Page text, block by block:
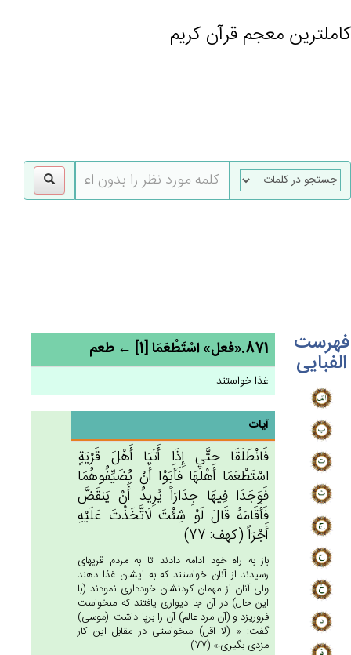
کاملترین معجم قرآن کریم
فهرست
الفبایی 871.«فعل» اسْتَطْعَمَا [1] ← طعم
غذا خواستند
آیات
فَانْطَلَقَا حتَّي‌ إِذَا أَتَيَا أَهْل‌َ قَرْيَة‌ٍ
اسْتَطْعَمَا أَهْلَهَا فَأَبَوْا أَنْ‌ يُضَيِّفُوهُمَا
فَوَجَدَا فِيهَا جِدَارَاً يُرِيدُ أَنْ‌ يَنقَض‌َّ
فَأَقَامَه‌ُ قَال‌َ لَوْ شِئْت‌َ لَاتَّخَذْت‌َ عَلَيْه‌ِ
أَجْرَاً (كهف: 77)
باز به راه خود ادامه دادند تا به مردم قريه‏اى
رسيدند از آنان خواستند كه به ايشان غذا دهند
ولى آنان از مهمان كردنشان خوددارى نمودند (با
اين حال) در آن جا ديوارى يافتند كه مى‏خواست
فروريزد و (آن مرد عالم) آن را برپا داشت. (موسى)
گفت: « (لا اقل) مى‏خواستى در مقابل اين كار
مزدى بگيرى!» (77)